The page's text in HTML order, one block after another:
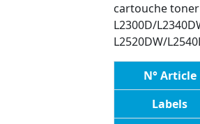
cartouche toner
L2300D/
L2520DW/
N° Article
Labels